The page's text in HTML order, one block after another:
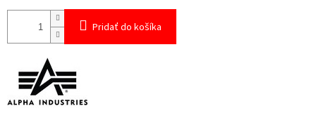
Pridať do košíka